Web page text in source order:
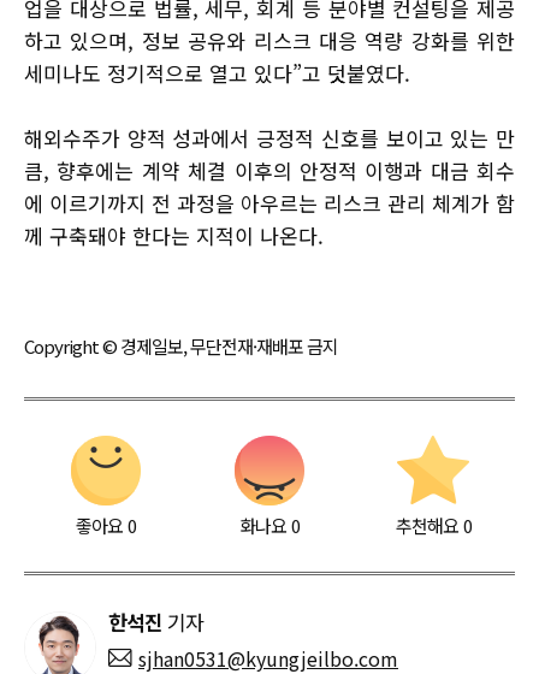
업을 대상으로 법률, 세무, 회계 등 분야별 컨설팅을 제공
하고 있으며, 정보 공유와 리스크 대응 역량 강화를 위한
세미나도 정기적으로 열고 있다”고 덧붙였다.
해외수주가 양적 성과에서 긍정적 신호를 보이고 있는 만
큼, 향후에는 계약 체결 이후의 안정적 이행과 대금 회수
에 이르기까지 전 과정을 아우르는 리스크 관리 체계가 함
께 구축돼야 한다는 지적이 나온다.
Copyright © 경제일보, 무단전재·재배포 금지
좋아요0 화나요0 추천해요 0
한석진 기자
sjhan0531@kyungjeilbo.com